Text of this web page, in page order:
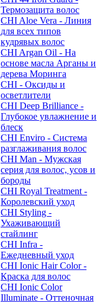
Термозащита волос
CHI Aloe Vera - Линия
для всех типов
кудрявых волос
CHI Argan Oil - На
основе масла Арганы и
дерева Моринга
CHI - Оксиды и
осветлители
CHI Deep Brilliance -
Глубокое увлажнение и
блеск
CHI Enviro - Система
разглаживания волос
CHI Man - Мужская
серия для волос, усов и
бороды
CHI Royal Treatment -
Королевский уход
CHI Styling -
Ухаживающий
стайлинг
CHI Infra -
Ежедневный уход
CHI Ionic Hair Color -
Краска для волос
CHI Ionic Color
Illuminate - Оттеночная